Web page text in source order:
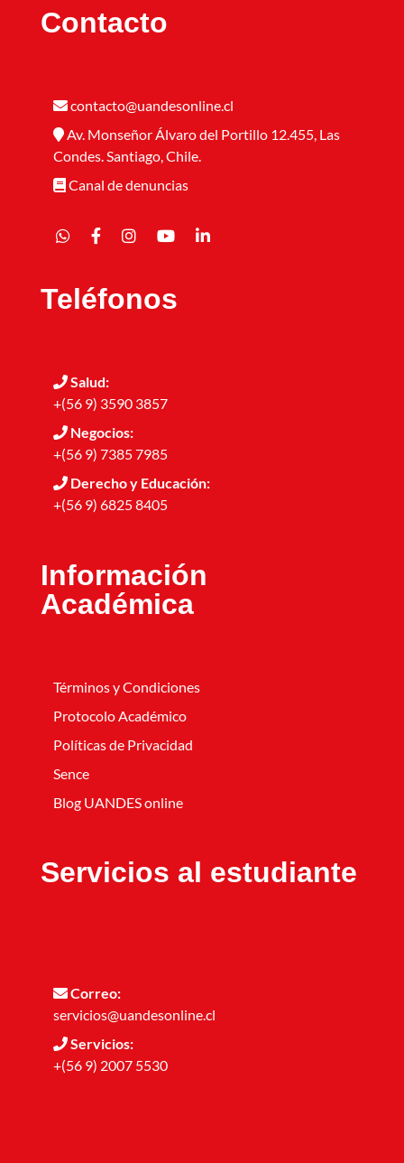
Contacto
contacto@uandesonline.cl
Av. Monseñor Álvaro del Portillo 12.455, Las
Condes. Santiago, Chile.
Canal de denuncias
Teléfonos
Salud:
+(56 9) 3590 3857
Negocios:
+(56 9) 7385 7985
Derecho y Educación:
+(56 9) 6825 8405
Información
Académica
Términos y Condiciones
Protocolo Académico
Políticas de Privacidad
Sence
Blog UANDES online
Servicios al estudiante
Correo:
servicios@uandesonline.cl
Servicios:
+(56 9) 2007 5530